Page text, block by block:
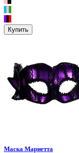
Купить
Маска Мариетта